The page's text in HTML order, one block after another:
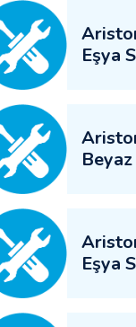
Eşya
Eşya